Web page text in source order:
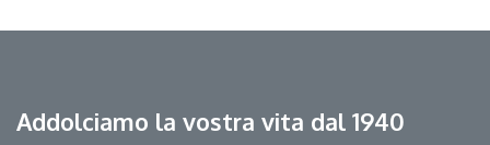
Addolciamo la vostra vita dal 1940